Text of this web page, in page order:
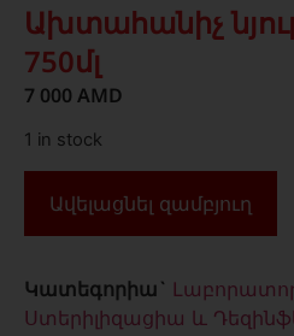
Ախտահանիչ
750մլ
7 000 AMD
1 in stock
Ավելացնել զամբյուղ
Կատեգորիա`
Ստերիլիզացիա և